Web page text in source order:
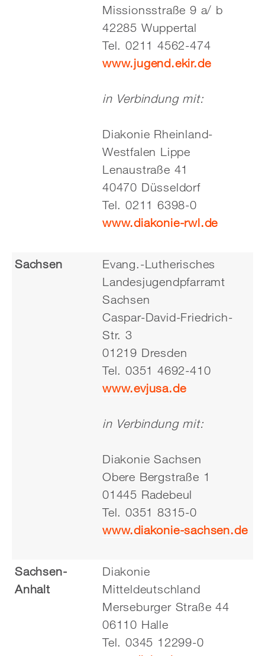
Missionsstraße 9 a/ b
42285 Wuppertal
Tel. 0211 4562-474
www.jugend.ekir.de
in Verbindung mit:
Diakonie Rheinland-
Westfalen Lippe
Lenaustraße 41
40470 Düsseldorf
Tel. 0211 6398-0
www.diakonie-rwl.de
Sachsen
Evang.-Lutherisches
Landesjugendpfarramt
Sachsen
Caspar-David-Friedrich-
Str. 3
01219 Dresden
Tel. 0351 4692-410
www.evjusa.de
in Verbindung mit:
Diakonie Sachsen
Obere Bergstraße 1
01445 Radebeul
Tel. 0351 8315-0
www.diakonie-sachsen.de
Sachsen-
Anhalt
Diakonie
Mitteldeutschland
Merseburger Straße 44
06110 Halle
Tel. 0345 12299-0